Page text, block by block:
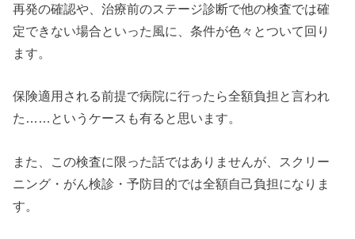
再発の確認や、治療前のステージ診断で他の検査では確
定できない場合といった風に、条件が色々とついて回り
ます。
保険適用される前提で病院に行ったら全額負担と言われ
た……というケースも有ると思います。
また、この検査に限った話ではありませんが、スクリー
ニング・がん検診・予防目的では全額自己負担になりま
す。